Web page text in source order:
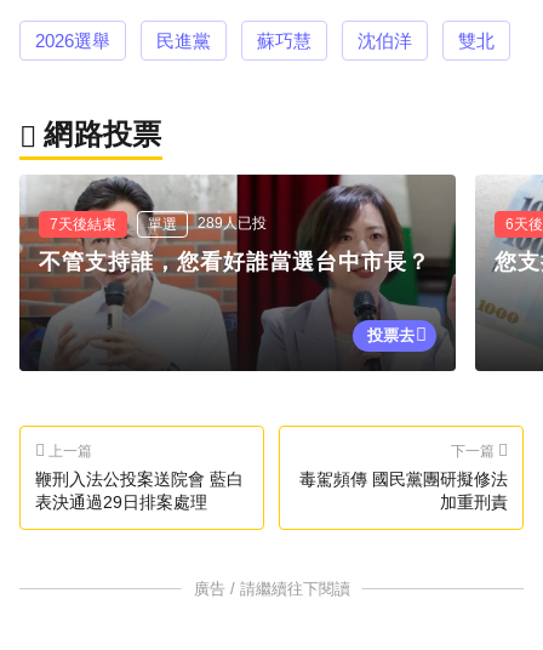
2026選舉 民進黨 蘇巧慧 沈伯洋 雙北
網路投票
7天後結束 單選 289人已投
不管支持誰，您看好誰當選台中市長？
投票去
6天
您
上一篇
鞭刑入法公投案送院會 藍白
表決通過29日排案處理
下一篇
毒駕頻傳 國民黨團研擬修法
加重刑責
廣告 / 請繼續往下閱讀